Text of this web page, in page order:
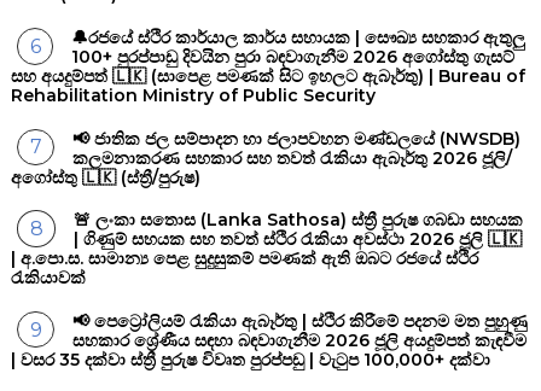
🔔රජයේ ස්ථිර කාර්යාල කාර්ය සහායක | සෞඛ්‍ය සහකාර ඇතුලු
100+ පුරප්පාඩු දිවයින පුරා බඳවාගැනීම 2026 අගෝස්තු ගැසට්
සහ අයදුම්පත් 🇱🇰 (සාපෙළ පමණක් සිට ඉහලට ඇබෑර්තු) | Bureau of
Rehabilitation Ministry of Public Security
📢 ජාතික ජල සම්පාදන හා ජලාපවහන මණ්ඩලයේ (NWSDB)
කලමනාකරණ සහකාර සහ තවත් රැකියා ඇබෑර්තු 2026 ජූලි/
අගෝස්තු 🇱🇰 (ස්ත්‍රී/පුරුෂ)
🚨 ලංකා සතොස (Lanka Sathosa) ස්ත්‍රී පුරුෂ ගබඩා සහයක
| ගිණුම් සහයක සහ තවත් ස්ථිර රැකියා අවස්ථා 2026 ජූලි 🇱🇰
| අ.පො.ස. සාමාන්‍ය පෙළ සුදුසුකම් පමණක් ඇති ඔබට රජයේ ස්ථිර
රැකියාවක්
📢 පෙට්‍රෝලියම් රැකියා ඇබෑර්තු | ස්ථිර කිරීමේ පදනම මත පුහුණු
සහකාර ශ්‍රේණීය සඳහා බඳවාගැනීම 2026 ජූලි අයදුම්පත් කැඳවීම
| වසර 35 දක්වා ස්ත්‍රී පුරුෂ විවෘත පුරප්පඩු | වැටුප 100,000+ දක්වා